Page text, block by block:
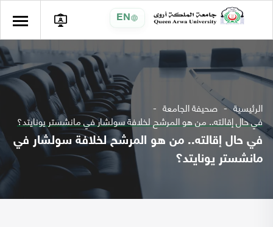
EN
الرئيسية صحيفة الجامعة
في حال إقالته.. من هو المرشح لخلافة سولشار في مانشستر يونايتد؟
في حال إقالته.. من هو المرشح لخلافة سولشار في
مانشستر يونايتد؟